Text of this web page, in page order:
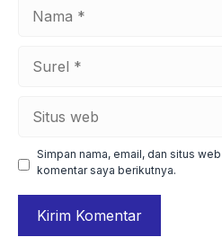
web
Simpan nama, email, dan situs
komentar saya berikutnya.